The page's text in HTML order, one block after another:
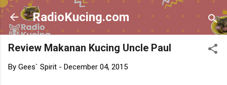
Skip to main content
RadioKucing.com
Review Makanan Kucing Uncle Paul
By Gees` Spirit - December 04, 2015